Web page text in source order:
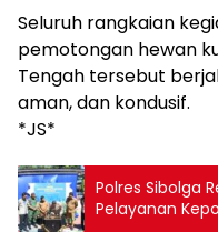
Seluruh rangkaian
pemotongan hewan
Tengah tersebut
aman, dan kondusif.
*JS*
Polres Sibolga
Pelayanan
Pelayanan